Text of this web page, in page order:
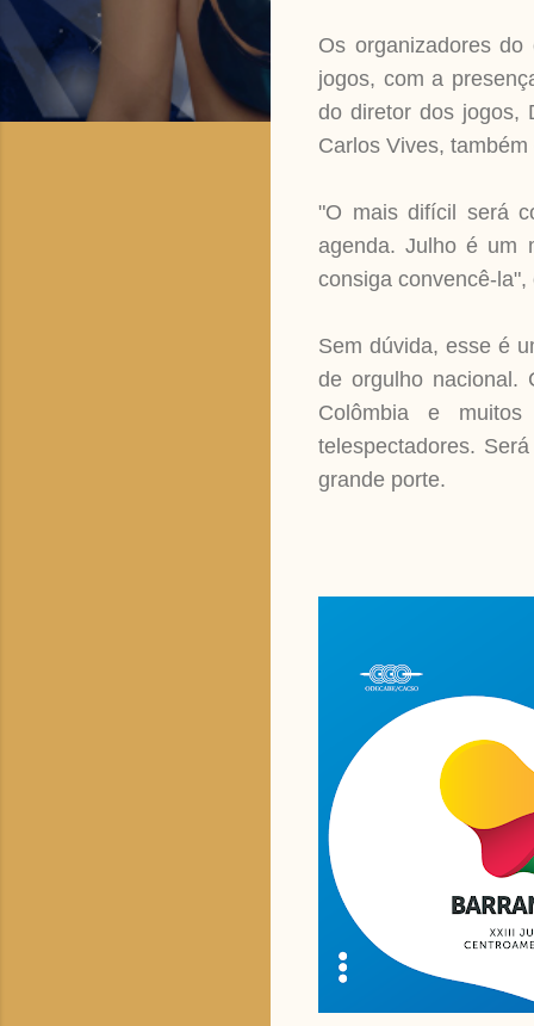
Os organizadores
jogos, com a
do diretor dos jogos,
Carlos Vives,
"O mais difícil será
agenda. Julho é um
consiga convencê-
Sem dúvida, esse é
de orgulho nacional.
Colômbia e
telespectadores.
grande porte.